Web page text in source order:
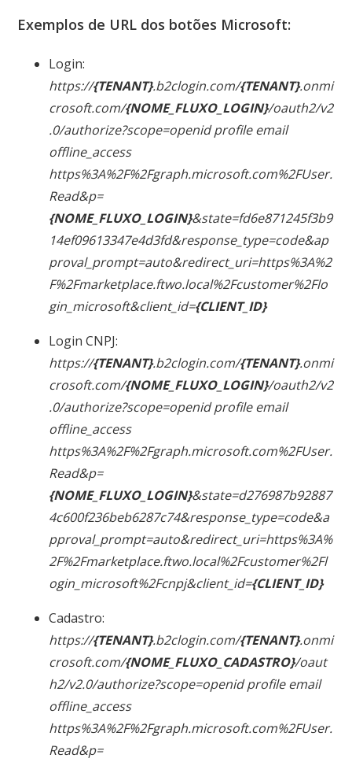
Exemplos de URL dos botões Microsoft:
Login:
https://{TENANT}.b2clogin.com/{TENANT}.onmi
crosoft.com/{NOME_FLUXO_LOGIN}/oauth2/v2
.0/authorize?scope=openid profile email
offline_access
https%3A%2F%2Fgraph.microsoft.com%2FUser.
Read&p=
{NOME_FLUXO_LOGIN}&state=fd6e871245f3b9
14ef09613347e4d3fd&response_type=code&ap
proval_prompt=auto&redirect_uri=https%3A%2
F%2Fmarketplace.ftwo.local%2Fcustomer%2Flo
gin_microsoft&client_id={CLIENT_ID}
Login CNPJ:
https://{TENANT}.b2clogin.com/{TENANT}.onmi
crosoft.com/{NOME_FLUXO_LOGIN}/oauth2/v2
.0/authorize?scope=openid profile email
offline_access
https%3A%2F%2Fgraph.microsoft.com%2FUser.
Read&p=
{NOME_FLUXO_LOGIN}&state=d276987b92887
4c600f236beb6287c74&response_type=code&a
pproval_prompt=auto&redirect_uri=https%3A%
2F%2Fmarketplace.ftwo.local%2Fcustomer%2Fl
ogin_microsoft%2Fcnpj&client_id={CLIENT_ID}
Cadastro:
https://{TENANT}.b2clogin.com/{TENANT}.onmi
crosoft.com/{NOME_FLUXO_CADASTRO}/oaut
h2/v2.0/authorize?scope=openid profile email
offline_access
https%3A%2F%2Fgraph.microsoft.com%2FUser.
Read&p=